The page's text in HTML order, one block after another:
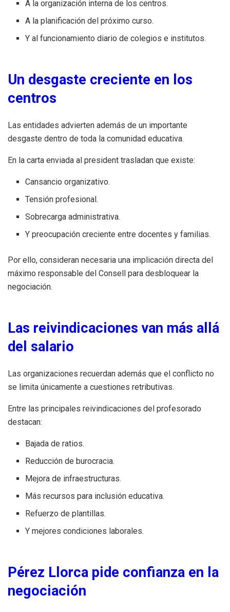
A la organización interna de los centros.
A la planificación del próximo curso.
Y al funcionamiento diario de colegios e institutos.
Un desgaste creciente en los
centros
Las entidades advierten además de un importante
desgaste dentro de toda la comunidad educativa.
En la carta enviada al president trasladan que existe:
Cansancio organizativo.
Tensión profesional.
Sobrecarga administrativa.
Y preocupación creciente entre docentes y familias.
Por ello, consideran necesaria una implicación directa del
máximo responsable del Consell para desbloquear la
negociación.
Las reivindicaciones van más allá
del salario
Las organizaciones recuerdan además que el conflicto no
se limita únicamente a cuestiones retributivas.
Entre las principales reivindicaciones del profesorado
destacan:
Bajada de ratios.
Reducción de burocracia.
Mejora de infraestructuras.
Más recursos para inclusión educativa.
Refuerzo de plantillas.
Y mejores condiciones laborales.
Pérez Llorca pide confianza en la
negociación